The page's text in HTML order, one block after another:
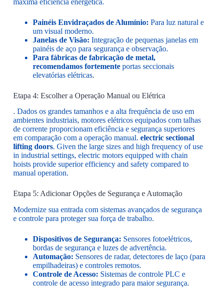
Painéis Envidraçados de Alumínio: Para luz natural e
um visual moderno.
Janelas de Visão: Integração de pequenas janelas em
painéis de aço para segurança e observação.
Para fábricas de fabricação de metal,
recomendamos fortementeportas seccionais
elevatórias elétricas.
Etapa 4: Escolher a Operação Manual ou Elétrica
. Dados os grandes tamanhos e a alta frequência de uso em
ambientes industriais, motores elétricos equipados com talhas
de corrente proporcionam eficiência e segurança superiores
em comparação com a operação manual. electric sectional
lifting doors. Given the large sizes and high frequency of use
in industrial settings, electric motors equipped with chain
hoists provide superior efficiency and safety compared to
manual operation.
Etapa 5: Adicionar Opções de Segurança e Automação
Modernize sua entrada com sistemas avançados de segurança
e controle para proteger sua força de trabalho.
Dispositivos de Segurança: Sensores fotoelétricos,
bordas de segurança e luzes de advertência.
Automação: Sensores de radar, detectores de laço (para
empilhadeiras) e controles remotos.
Controle de Acesso: Sistemas de controle PLC e
controle de acesso integrado para maior segurança.